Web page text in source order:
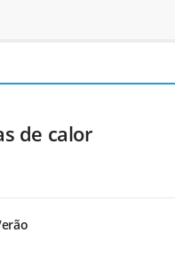
de calor